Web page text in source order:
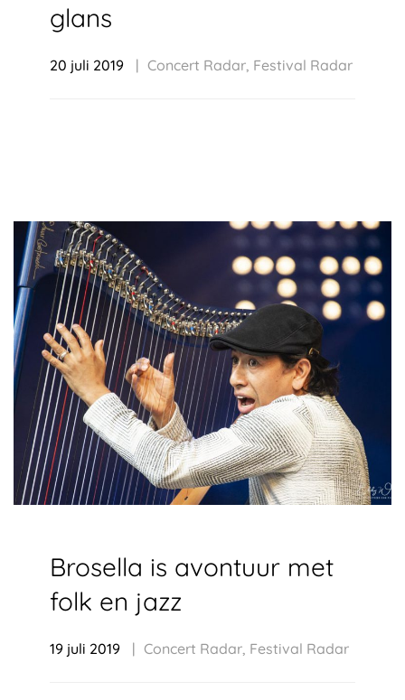
glans
20 juli 2019 Concert Radar Festival Radar
Brosella is avontuur met
folk en jazz
19 juli 2019 Concert Radar Festival Radar